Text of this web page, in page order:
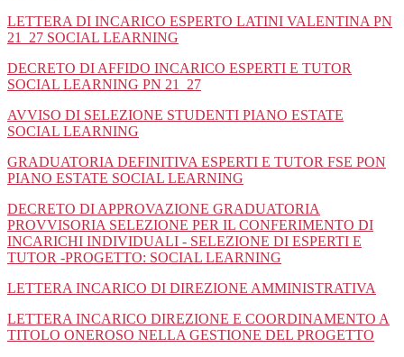
LETTERA DI INCARICO ESPERTO LATINI VALENTINA PN
21_27 SOCIAL LEARNING
DECRETO DI AFFIDO INCARICO ESPERTI E TUTOR
SOCIAL LEARNING PN 21_27
AVVISO DI SELEZIONE STUDENTI PIANO ESTATE
SOCIAL LEARNING
GRADUATORIA DEFINITIVA ESPERTI E TUTOR FSE PON
PIANO ESTATE SOCIAL LEARNING
DECRETO DI APPROVAZIONE GRADUATORIA
PROVVISORIA SELEZIONE PER IL CONFERIMENTO DI
INCARICHI INDIVIDUALI - SELEZIONE DI ESPERTI E
TUTOR -PROGETTO: SOCIAL LEARNING
LETTERA INCARICO DI DIREZIONE AMMINISTRATIVA
LETTERA INCARICO DIREZIONE E COORDINAMENTO A
TITOLO ONEROSO NELLA GESTIONE DEL PROGETTO